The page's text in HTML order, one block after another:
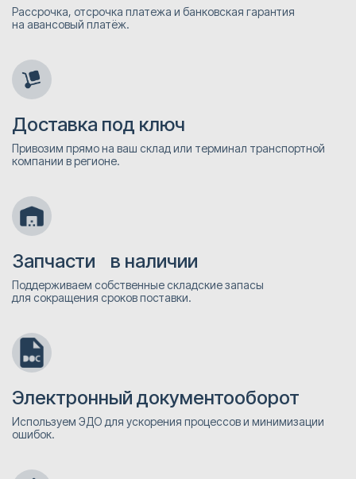
Рассрочка, отсрочка платежа и банковская гарантия
на авансовый платёж.
Доставка под ключ
Привозим прямо на ваш склад или терминал транспортной
компании в регионе.
Запчасти в наличии
Поддерживаем собственные складские запасы
для сокращения сроков поставки.
Электронный документооборот
Используем ЭДО для ускорения процессов и минимизации
ошибок.